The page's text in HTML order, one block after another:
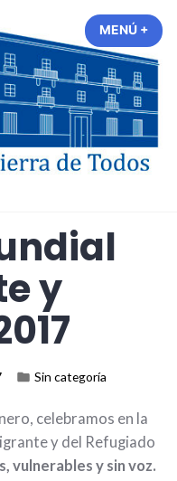
MENÚ +
y
Publicado
Sin categoría
celebramos en la
y del Refugiado
vulnerables y sin voz.